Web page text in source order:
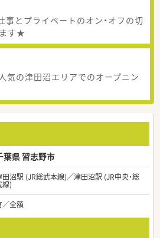
とプライベートのオン・オフの切
す★
気の津田沼エリアでのオープニン
葉県 習志野市
田沼駅 (JR総武本線)／津田沼駅 (JR中央・総
線)
／全額